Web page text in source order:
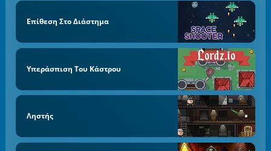
Επίθεση Στο Διάστημα
Υπεράσπιση Του Κάστρου
Ληστής